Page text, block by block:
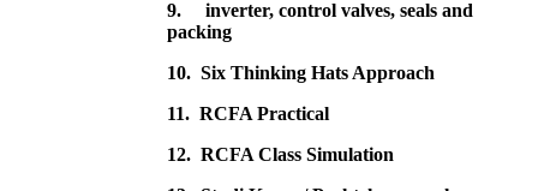
9. inverter, control valves, seals and
packing
10. Six Thinking Hats Approach
11. RCFA Practical
12. RCFA Class Simulation